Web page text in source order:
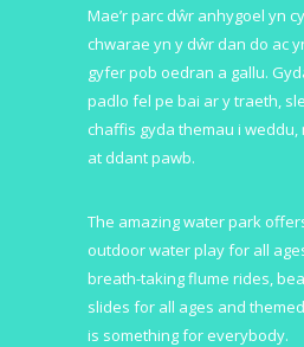
Mae’r parc dŵr anhygoel yn
chwarae yn y dŵr dan do ac
gyfer pob oedran a gallu.
padlo fel pe bai ar y traeth,
chaffis gyda themau i
at ddant pawb.
The amazing water park
outdoor water play for all
breath-taking flume rides,
slides for all ages and
is something for everybody.